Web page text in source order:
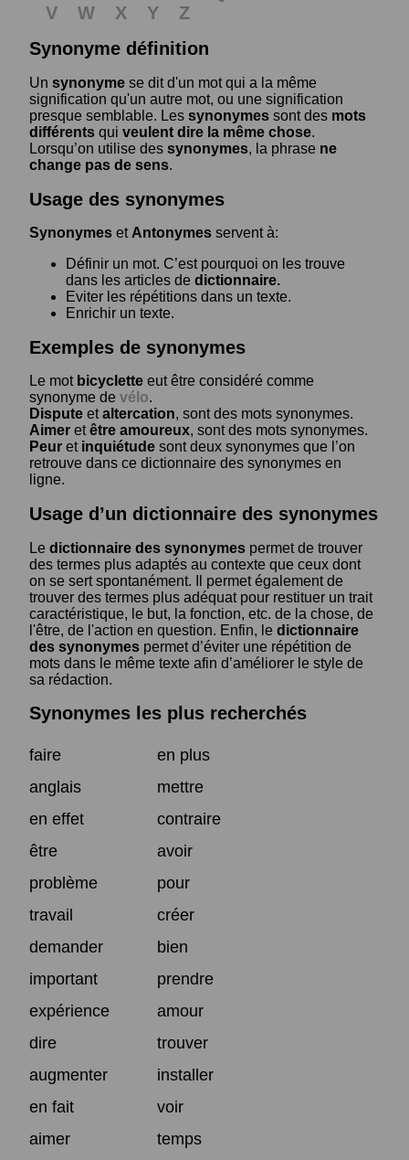
V
W X Y
Z
Synonyme définition
Un synonyme se dit d'un mot qui a la même
signification qu'un autre mot, ou une signification
presque semblable. Les synonymes sont des mots
différents qui veulent dire la même chose.
Lorsqu’on utilise des synonymes, la phrase ne
change pas de sens.
Usage des synonymes
Synonymes et Antonymes servent à:
Définir un mot. C’est pourquoi on les trouve
dans les articles de dictionnaire.
Eviter les répétitions dans un texte.
Enrichir un texte.
Exemples de synonymes
Le mot bicyclette eut être considéré comme
synonyme de vélo.
Dispute etaltercation, sont des mots synonymes.
Aimer etêtre amoureux, sont des mots synonymes.
Peur et inquiétude sont deux synonymes que l’on
retrouve dans ce dictionnaire des synonymes en
ligne.
Usage d’un dictionnaire des synonymes
Le dictionnaire des synonymes permet de trouver
des termes plus adaptés au contexte que ceux dont
on se sert spontanément. Il permet également de
trouver des termes plus adéquat pour restituer un trait
caractéristique, le but, la fonction, etc. de la chose, de
l'être, de l'action en question. Enfin, le dictionnaire
des synonymes permet d’éviter une répétition de
mots dans le même texte afin d’améliorer le style de
sa rédaction.
Synonymes les plus recherchés
faire
en plus
anglais
mettre
en effet
contraire
être
avoir
problème
pour
travail
créer
demander
bien
important
prendre
expérience
amour
dire
trouver
augmenter
installer
en fait
voir
aimer
temps